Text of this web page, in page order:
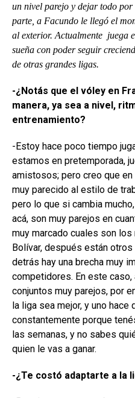
un nivel parejo y dejar todo
parte, a Facundo le llegó el
al exterior. Actualmente juega
sueña con poder seguir
de otras grandes ligas.
-¿Notás que el vóley en
manera, ya sea a nivel,
entrenamiento?
-Estoy hace poco tiempo
estamos en pretemporada,
amistosos; pero creo que
muy parecido al estilo de
pero lo que si cambia
acá, son muy parejos en
muy marcado cuales son
Bolívar, después están
detrás hay una brecha muy
competidores. En este
conjuntos muy parejos, por
la liga sea mejor, y uno
constantemente porque
las semanas, y no sabes
quien le vas a ganar.
-¿Te costó adaptarte a la